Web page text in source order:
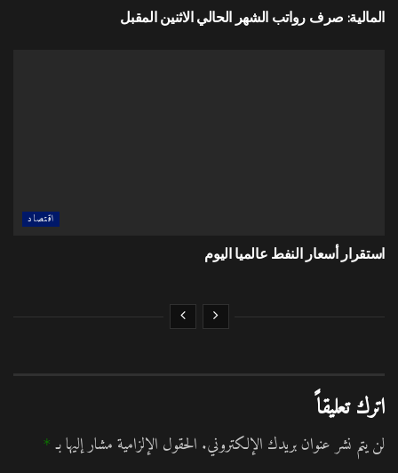
المالية: صرف رواتب الشهر الحالي الاثنين المقبل
اقتصاد
استقرار أسعار النفط عالميا اليوم
اترك تعليقاً
لن يتم نشر عنوان بريدك الإلكتروني. الحقول الإلزامية مشار إليها بـ *